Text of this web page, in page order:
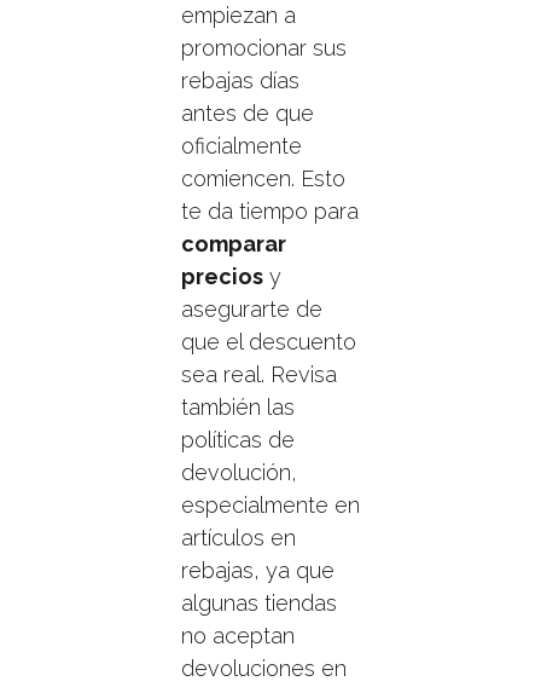
empiezan a
promocionar sus
rebajas días
antes de que
oficialmente
comiencen. Esto
te da tiempo para
comparar
preciosy
asegurarte de
que el descuento
sea real. Revisa
también las
políticas de
devolución,
especialmente en
artículos en
rebajas, ya que
algunas tiendas
no aceptan
devoluciones en